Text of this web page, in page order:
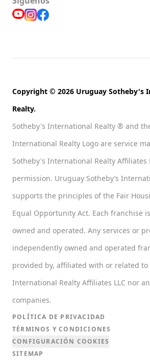
Copyright © 2026 Uruguay Sotheby's
Realty.
Sotheby's International Realty ® and
International Realty Logo are service
Sotheby's International Realty Affiliates
permission. Uruguay Sotheby’s
supports the principles of the Fair
Equal Opportunity Act. Each franchise
owned and operated. Any services or
independently owned and operated
provided by, affiliated with or related to
International Realty Affiliates LLC nor
companies.
POLÍTICA DE PRIVACIDAD
TÉRMINOS Y CONDICIONES
CONFIGURACIÓN COOKIES
SITEMAP